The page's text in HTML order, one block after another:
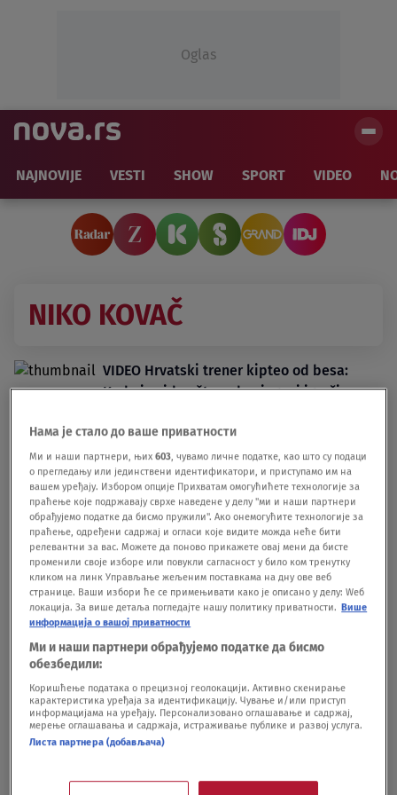
Oglas
NAJNOVIJE VESTI SHOW SPORT VIDEO
NIKO KOVAČ
VIDEO Hrvatski trener kipteo od besa:
Kada je video šta rade njegovi igrači na
smiri
FUDBAL17.09.25.
Totenhem zove Hrvata na klupu nakon
očajne sezone
FUDBAL25.04.25.
Oglas
sramote i debakla, priča se o otkazu
Нама је стало до ваше приватности
Ми и наши партнери, њих603, чувамо личне податке, као што су подаци
о прегледању или јединствени идентификатори, и приступамо им на
вашем уређају. Избором опције Прихватам омогућићете технологије за
праћење које подржавају сврхе наведене у делу "ми и наши партнери
обрађујемо податке да бисмо пружили". Ако онемогућите технологије за
праћење, одређени садржај и огласи које видите можда неће бити
релевантни за вас. Можете да поново прикажете овај мени да бисте
променили своје изборе или повукли сагласност у било ком тренутку
кликом на линк Управљање жељеним поставкама на дну ове веб
странице. Ваши избори ће се примењивати како је описано у делу: Wеб
локација. За више детаља погледајте нашу политику приватности. Више
информација о вашој приватности
Ми и наши партнери обрађујемо податке да бисмо
обезбедили:
Коришћење података о прецизној геолокацији. Активно скенирање
карактеристика уређаја за идентификацију. Чување и/или приступ
информацијама на уређају. Персонализовано оглашавање и садржај,
мерење оглашавања и садржаја, истраживање публике и развој услуга.
Листа партнера (добављача)